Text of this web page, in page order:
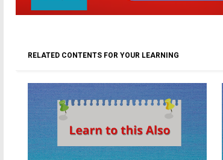
RELATED CONTENTS FOR YOUR LEARNING